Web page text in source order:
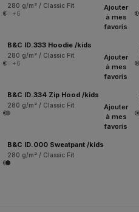
280 g/m² / Classic Fit
+6
Ajouter
à mes
favoris
B&C ID.333 Hoodie /kids
280 g/m² / Classic Fit
+6
Ajouter
à mes
favoris
B&C ID.334 Zip Hood /kids
280 g/m² / Classic Fit
Ajouter
à mes
favoris
B&C ID.000 Sweatpant /kids
280 g/m² / Classic Fit